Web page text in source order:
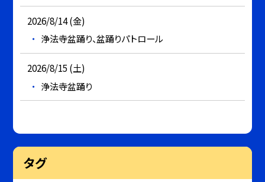
2026/8/14 (金)
浄法寺盆踊り、盆踊りパトロール
2026/8/15 (土)
浄法寺盆踊り
タグ